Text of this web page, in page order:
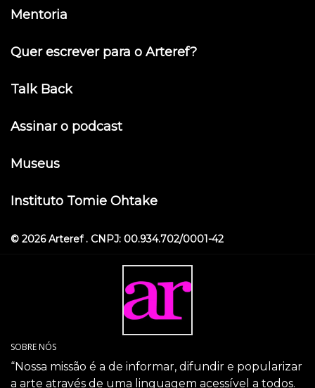
Mentoria
Quer escrever para o Arteref?
Talk Back
Assinar o podcast
Museus
Instituto Tomie Ohtake
© 2026 Arteref . CNPJ: 00.934.702/0001-42
SOBRE NÓS
“Nossa missão é a de informar, difundir e popularizar
a arte através de uma linguagem acessível a todos.